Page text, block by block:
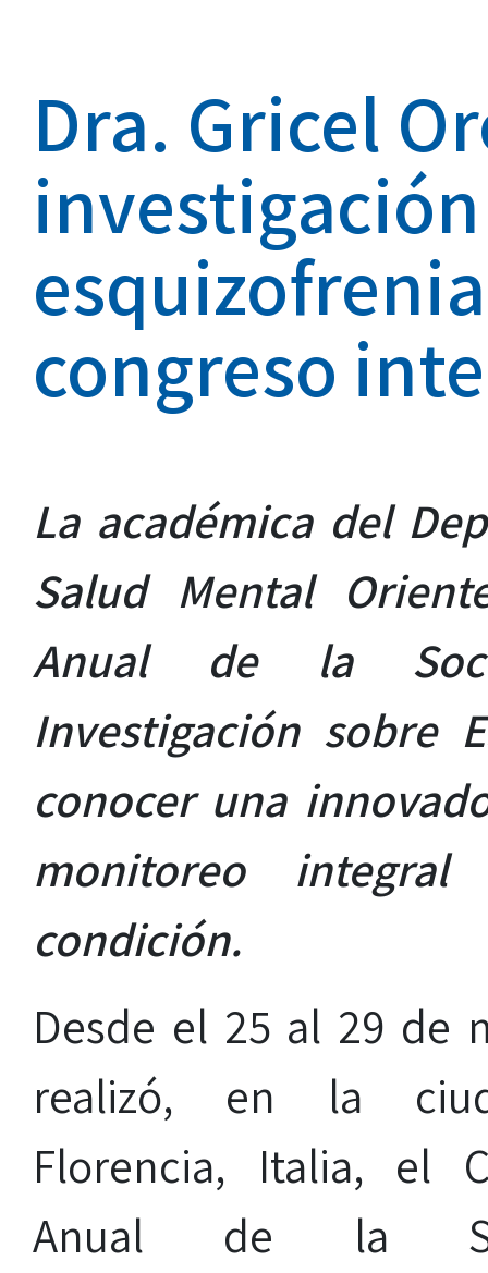
Dra. Gricel
congreso
La académica del
Salud Mental
Anual de la
Investigación sobre
conocer una
monitoreo
condición.
Desde el 25 al 29 de
realizó, en la
Florencia, Italia, el
Anual de la